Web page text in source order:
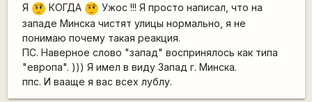
Я ??? КОГДА ??? Ужос !!! Я просто написал, что на
западе Минска чистят улицы нормально, я не
понимаю почему такая реакция.
ПС. Наверное слово "запад" воспринялось как типа
"европа". ))) Я имел в виду Запад г. Минска.
ппс. И вааще я вас всех лублу.